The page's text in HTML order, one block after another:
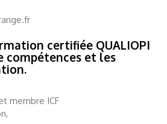
certifiée QUALIOPI
compétences et les
membre ICF